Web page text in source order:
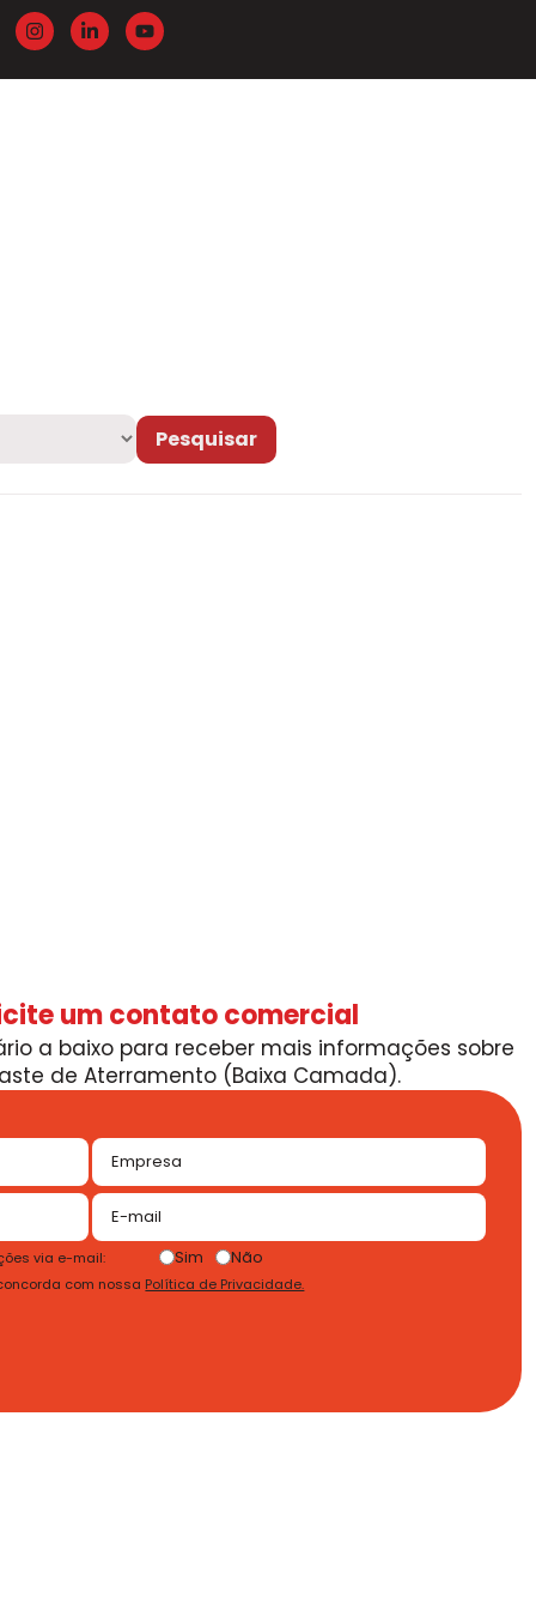
um contato comercial
a baixo para receber mais informações sobre
de Aterramento (Baixa Camada).
via e-mail: Sim Não
com nossa Política de Privacidade.